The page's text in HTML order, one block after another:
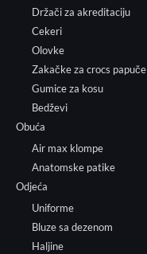
Držači za akreditaciju
Cekeri
Olovke
Zakačke za crocs papuče
Gumice za kosu
Bedževi
Obuća
Air max klompe
Anatomske patike
Odjeća
Uniforme
Bluze sa dezenom
Haljine